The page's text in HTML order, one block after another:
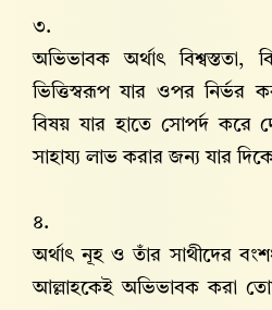
৩.
অভিভাবক অর্থাৎ বিশ্বস্ততা,
ভিত্তিস্বরূপ যার ওপর নির্ভর
বিষয় যার হাতে সোপর্দ করে
সাহায্য লাভ করার জন্য যার
৪.
অর্থাৎ নূহ ও তাঁর সাথীদের
আল্লাহকেই অভিভাবক করা